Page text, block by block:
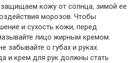
кожу от солнца, зимой ее
морозов. Чтобы
и сухость кожи, перед
лицо жирным кремом.
забывайте о губах и руках.
и крем для рук должны стать